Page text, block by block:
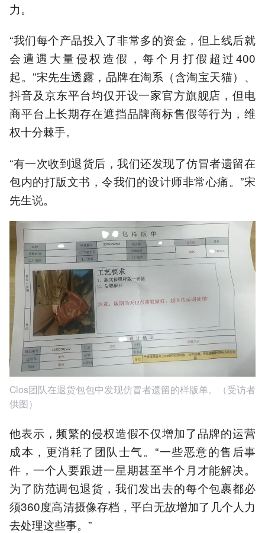
力。
“我们每个产品投入了非常多的资金，但上线后就
会遭遇大量侵权造假，每个月打假超过400
起。”宋先生透露，品牌在淘系（含淘宝天猫）、
抖音及京东平台均仅开设一家官方旗舰店，但电
商平台上长期存在遮挡品牌商标售假等行为，维
权十分棘手。
“有一次收到退货后，我们还发现了仿冒者遗留在
包内的打版文书，令我们的设计师非常心痛。”宋
先生说。
Clos团队在退货包包中发现仿冒者遗留的样版单。（受访者
供图）
他表示，频繁的侵权造假不仅增加了品牌的运营
成本，更消耗了团队士气。“一些恶意的售后事
件，一个人要跟进一星期甚至半个月才能解决。
为了防范调包退货，我们发出去的每个包裹都必
须360度高清摄像存档，平白无故增加了几个人力
去处理这些事。”